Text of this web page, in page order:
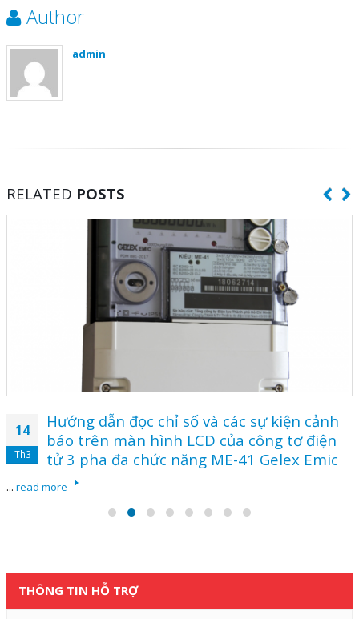
Author
admin
RELATED POSTS
14
Th3
Hướng dẫn đọc chỉ số và các sự kiện cảnh
báo trên màn hình LCD của công tơ điện
tử 3 pha đa chức năng ME-41 Gelex Emic
... read more
THÔNG TIN HỖ TRỢ